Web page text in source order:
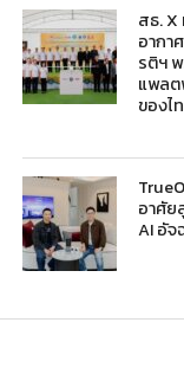
สธ. X
อากา
รติฯ
แพลต
ของไ
อาศัย
AI อัจ